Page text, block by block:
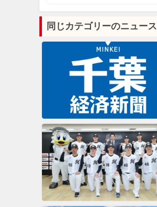
同じカテゴリーのニュース